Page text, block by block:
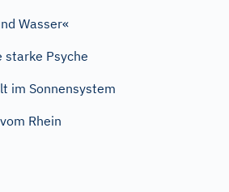
Wasser«
starke Psyche
im Sonnensystem
Rhein